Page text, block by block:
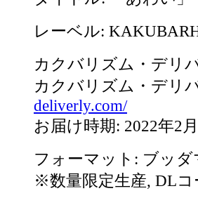
レーベル:
カクバリズム・デリ
カクバリズム・デリ
deliverly.com/
お届け時期: 2022年2
フォーマット: ブッ
※数量限定生産, DLコ